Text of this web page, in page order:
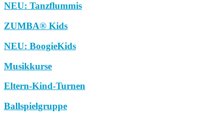
NEU: Tanzflummis
ZUMBA® Kids
NEU: BoogieKids
Musikkurse
Eltern-Kind-Turnen
Ballspielgruppe